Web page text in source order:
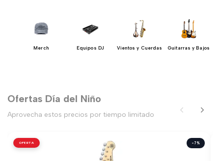
Merch Equipos DJ Vientos y Cuerdas Guitarras y Bajos
Ofertas Día del Niño
Aprovecha estos precios por tiempo limitado
OFERTA -7%